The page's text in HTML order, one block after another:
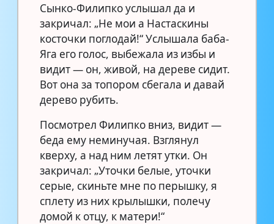
Сынко-Филипко услышал да и
закричал: „Не мои а Настаскины
косточки поглодай!“ Услышала баба-
Яга его голос, выбежала из избы и
видит — он, живой, на дереве сидит.
Вот она за топором сбегала и давай
дерево рубить.
Посмотрел Филипко вниз, видит —
беда ему неминучая. Взглянул
кверху, а над ним летят утки. Он
закричал: „Уточки белые, уточки
серые, скиньте мне по перышку, я
сплету из них крылышки, полечу
домой к отцу, к матери!“